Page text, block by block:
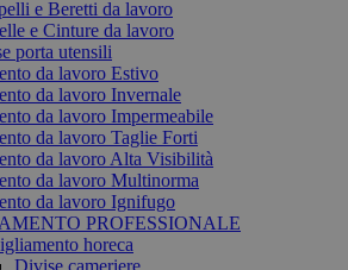
e Beretti da lavoro
e Cinture da lavoro
porta utensili
da lavoro Estivo
da lavoro Invernale
da lavoro Impermeabile
da lavoro Taglie Forti
da lavoro Alta Visibilità
da lavoro Multinorma
da lavoro Ignifugo
PROFESSIONALE
horeca